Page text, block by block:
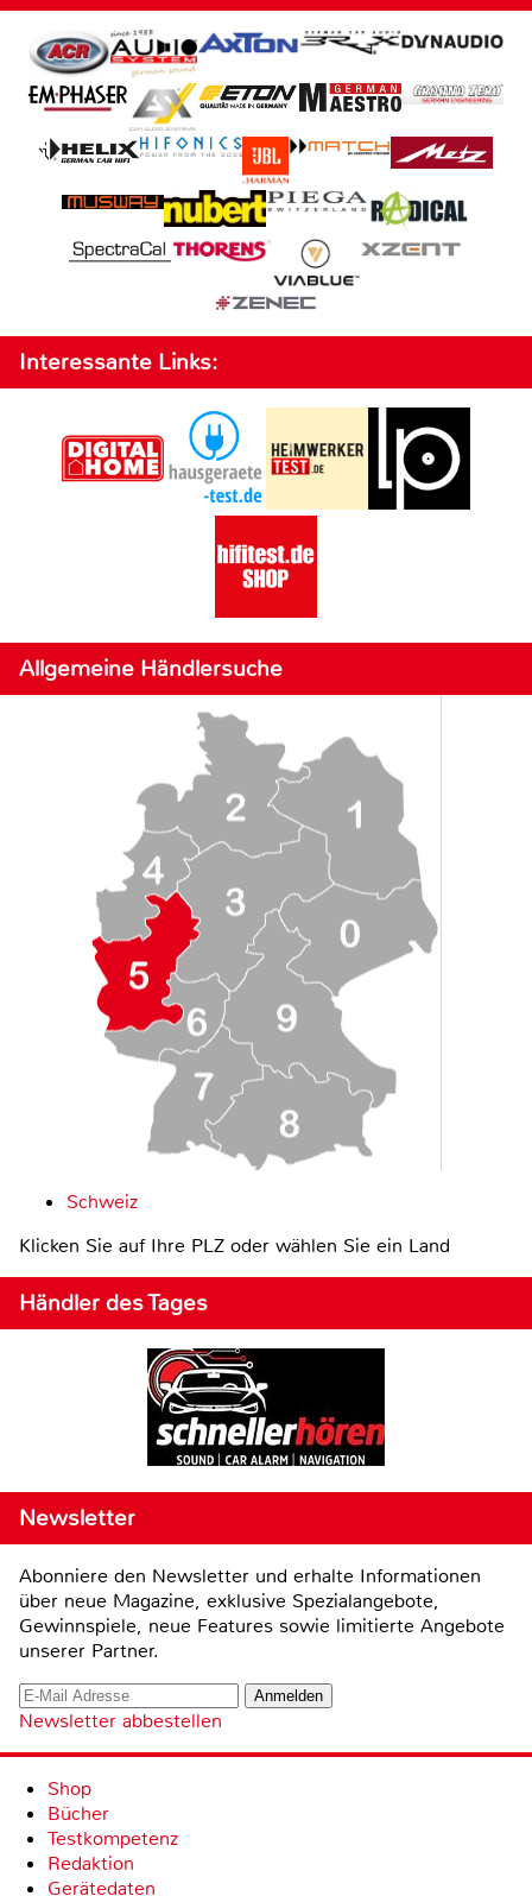
Interessante Links:
Allgemeine Händlersuche
Schweiz
Klicken Sie auf Ihre PLZ oder wählen Sie ein Land
Händler des Tages
Newsletter
Abonniere den Newsletter und erhalte Informationen
über neue Magazine, exklusive Spezialangebote,
Gewinnspiele, neue Features sowie limitierte Angebote
unserer Partner.
Newsletter abbestellen
Shop
Bücher
Testkompetenz
Redaktion
Gerätedaten